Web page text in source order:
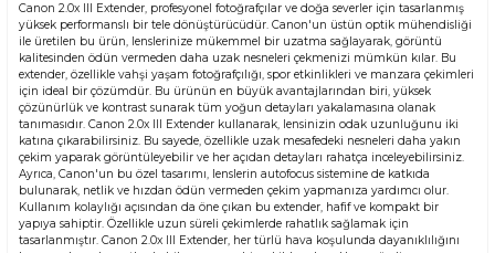
Canon 2.0x III Extender, profesyonel fotoğrafçılar ve doğa severler için tasarlanmış
yüksek performanslı bir tele dönüştürücüdür. Canon'un üstün optik mühendisliği
ile üretilen bu ürün, lenslerinize mükemmel bir uzatma sağlayarak, görüntü
kalitesinden ödün vermeden daha uzak nesneleri çekmenizi mümkün kılar. Bu
extender, özellikle vahşi yaşam fotoğrafçılığı, spor etkinlikleri ve manzara çekimleri
için ideal bir çözümdür. Bu ürünün en büyük avantajlarından biri, yüksek
çözünürlük ve kontrast sunarak tüm yoğun detayları yakalamasına olanak
tanımasıdır. Canon 2.0x III Extender kullanarak, lensinizin odak uzunluğunu iki
katına çıkarabilirsiniz. Bu sayede, özellikle uzak mesafedeki nesneleri daha yakın
çekim yaparak görüntüleyebilir ve her açıdan detayları rahatça inceleyebilirsiniz.
Ayrıca, Canon'un bu özel tasarımı, lenslerin autofocus sistemine de katkıda
bulunarak, netlik ve hızdan ödün vermeden çekim yapmanıza yardımcı olur.
Kullanım kolaylığı açısından da öne çıkan bu extender, hafif ve kompakt bir
yapıya sahiptir. Özellikle uzun süreli çekimlerde rahatlık sağlamak için
tasarlanmıştır. Canon 2.0x III Extender, her türlü hava koşulunda dayanıklılığını